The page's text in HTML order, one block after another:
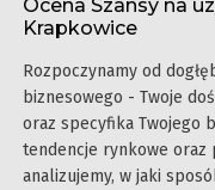
Ocena Szansy na
Krapkowice
Rozpoczynamy od
biznesowego - Twoje
oraz specyfika Twojego
tendencje rynkowe oraz
analizujemy, w jaki